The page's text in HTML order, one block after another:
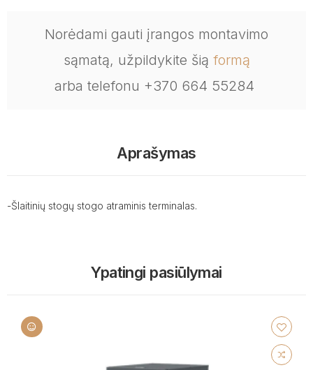
Norėdami gauti įrangos montavimo
sąmatą, užpildykite šią formą
arba telefonu +370 664 55284
Aprašymas
-Šlaitinių stogų stogo atraminis terminalas.
Ypatingi pasiūlymai